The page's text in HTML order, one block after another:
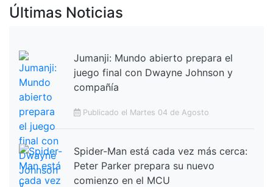
Últimas Noticias
Jumanji: Mundo abierto prepara el
juego final con Dwayne Johnson y
compañía
Publicado el Martes 04 de Agosto
Spider-Man está cada vez más cerca:
Peter Parker prepara su nuevo
comienzo en el MCU